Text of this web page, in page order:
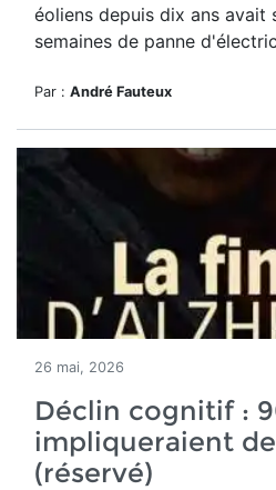
éoliens depuis dix ans avait
semaines de panne
Par : André Fauteux
26 mai, 2026
Déclin cognitif :
impliqueraient
(réservé)